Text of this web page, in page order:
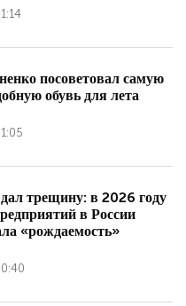
посоветовал самую
обувь для лета
трещину: в 2026 году
в России
«рождаемость»